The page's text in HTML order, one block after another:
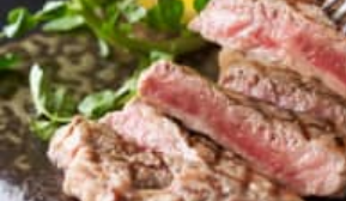
TOP ニュース
エンタメ クイズ
グルメ 地域
住まい 教育・育児